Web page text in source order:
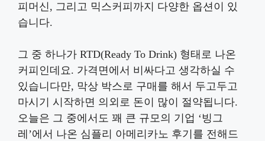
피머신, 그리고 믹스커피까지 다양한 옵션이 있
습니다.
그 중 하나가 RTD(Ready To Drink) 형태로 나온
커피인데요. 가격면에서 비싸다고 생각하실 수
있습니다만, 막상 박스로 구매를 해서 두고두고
마시기 시작하면 의외로 돈이 많이 절약됩니다.
오늘은 그 중에서도 꽤 큰 규모의 기업 ‘빙그
레’에서 나온 심플리 아메리카노 후기를 전해드